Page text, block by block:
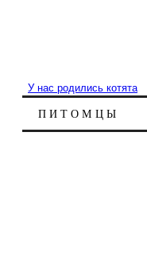
У нас родились котята
ПИТОМЦЫ